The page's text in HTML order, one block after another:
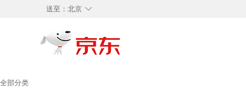
◇
送至： 北京
全部分类